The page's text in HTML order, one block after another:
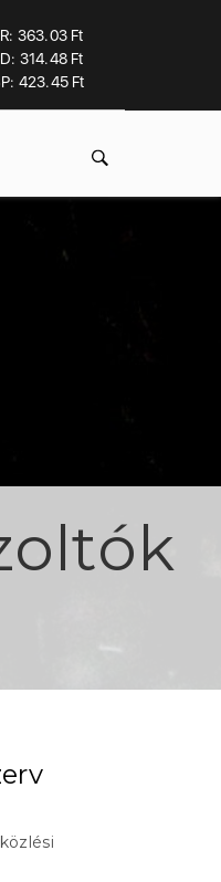
363.03 Ft
314.48 Ft
423.45 Ft